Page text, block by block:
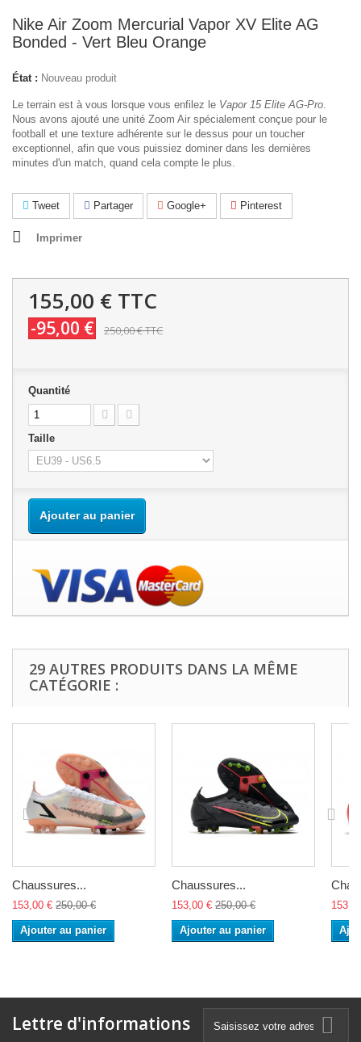
Nike Air Zoom Mercurial Vapor XV Elite AG
Bonded - Vert Bleu Orange
État : Nouveau produit
Le terrain est à vous lorsque vous enfilez le Vapor 15 Elite AG-Pro.
Nous avons ajouté une unité Zoom Air spécialement conçue pour le
football et une texture adhérente sur le dessus pour un toucher
exceptionnel, afin que vous puissiez dominer dans les dernières
minutes d'un match, quand cela compte le plus.
Tweet Partager Google+ Pinterest
Imprimer
155,00 € TTC
-95,00 € 250,00 €TTC
Quantité
Taille
Ajouter au panier
29 AUTRES PRODUITS DANS LA MÊME
CATÉGORIE :
Chaussures...
153,00 € 250,00 €
Ajouter au panier
Chaussures...
153,00 € 250,00 €
Ajouter au panier
Lettre d'informations